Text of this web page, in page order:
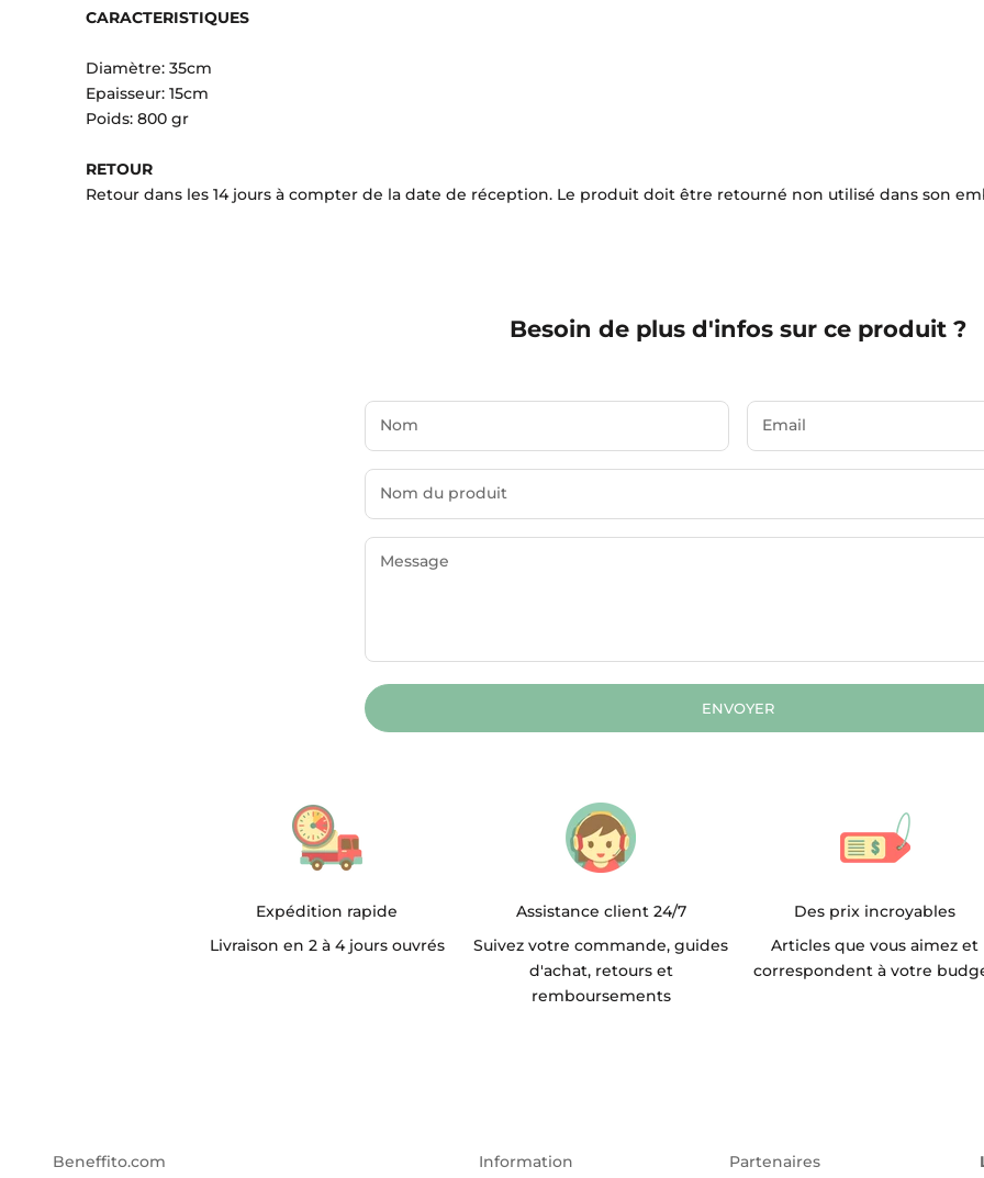
CARACTERISTIQUES
Diamètre: 35cm
Epaisseur: 15cm
Poids: 800 gr
RETOUR
Retour dans les 14 jours à compter de la date de réception. Le produit doit être retourné non utilisé dans son
Besoin de plus d'infos sur ce produit ?
ENVOYER
Expédition rapide
Livraison en 2 à 4 jours ouvrés
Assistance client 24/7
Suivez votre commande, guides
d'achat, retours et
remboursements
Des prix incroyables
Articles que vous aimez et
correspondent à votre
Beneffito.com Information Partenaires